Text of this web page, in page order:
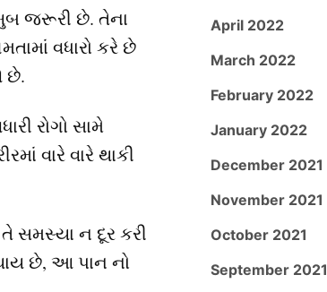
જરૂરી છે. તેના
વધારો કરે છે
છે.
રોગો સામે
વારે વારે થાકી
સમસ્યા ન દૂર કરી
છે, આ પાન નો
April 2022
March 2022
February 2022
January 2022
December 2021
November 2021
October 2021
September 2021